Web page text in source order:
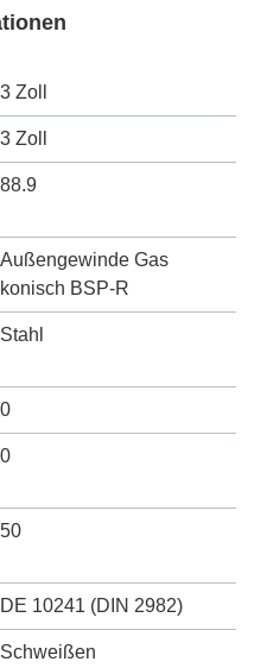
3 Zoll
3 Zoll
88.9
Außengewinde Gas
konisch BSP-R
Stahl
0
0
50
DE 10241 (DIN 2982)
Schweißen